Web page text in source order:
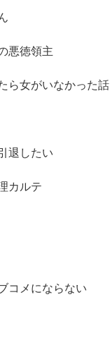
悪徳領主
ら女がいなかった話
退したい
カルテ
コメにならない